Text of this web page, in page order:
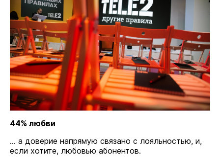
44% любви
... а доверие напрямую связано с лояльностью, и,
если хотите, любовью абонентов.